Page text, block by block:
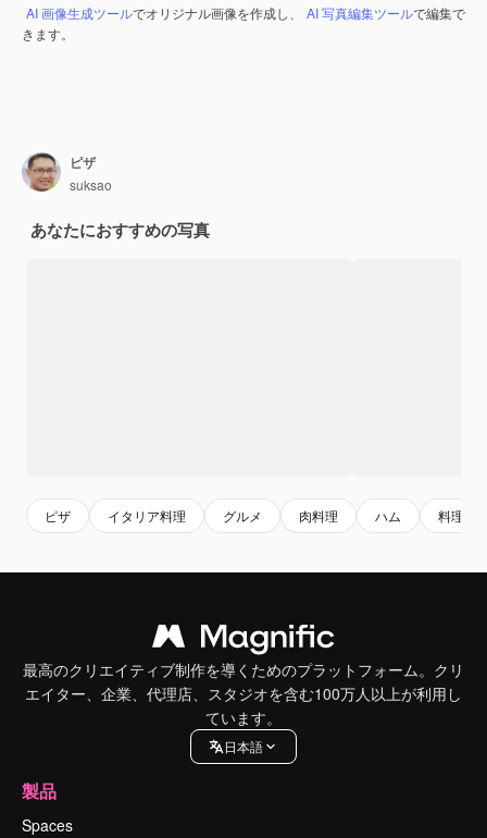
AI 画像生成ツールでオリジナル画像を作成し、 AI 写真編集ツールで編集で
きます。
ピザ
suksao
あなたにおすすめの写真
ピザ イタリア料理 グルメ 肉料理 ハム 料理
最高のクリエイティブ制作を導くためのプラットフォーム。クリ
エイター、企業、代理店、スタジオを含む100万人以上が利用し
ています。
日本語
製品
Spaces